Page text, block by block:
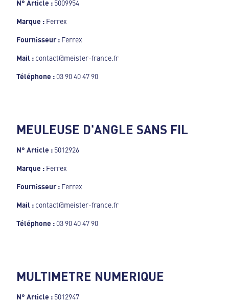
N° Article : 5009954
Marque : Ferrex
Fournisseur : Ferrex
Mail : contact@meister-france.fr
Téléphone : 03 90 40 47 90
MEULEUSE D'ANGLE SANS FIL
N° Article : 5012926
Marque : Ferrex
Fournisseur : Ferrex
Mail : contact@meister-france.fr
Téléphone : 03 90 40 47 90
MULTIMETRE NUMERIQUE
N° Article : 5012947